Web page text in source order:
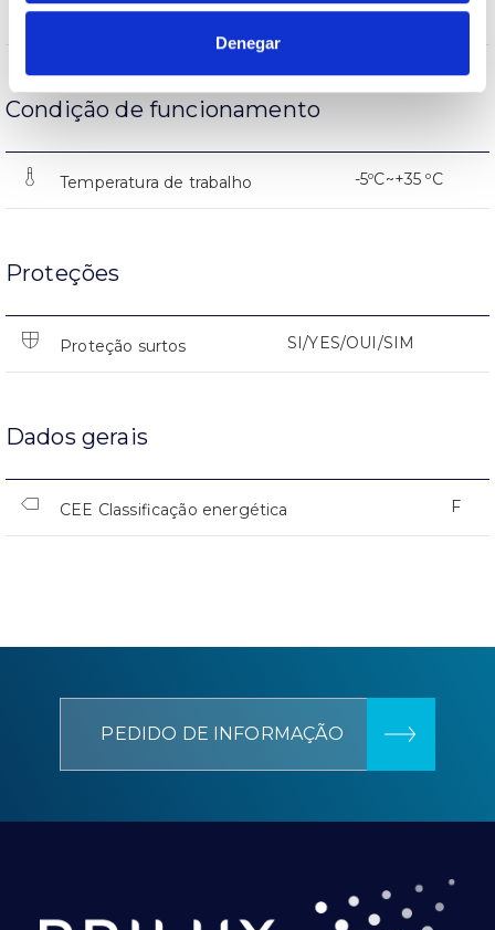
Denegar
Vida (L70B50>) 40.000h
Condição de funcionamento
Temperatura de trabalho -5ºC~+35 ºC
Proteções
Proteção surtos SI/YES/OUI/SIM
Dados gerais
CEE Classificação energética F
PEDIDO DE INFORMAÇÃO